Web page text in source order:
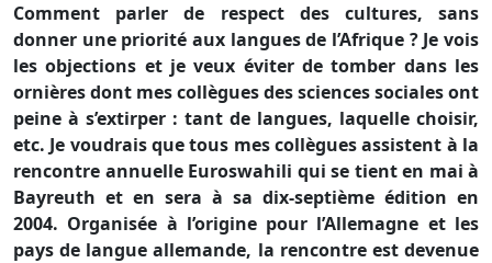
Comment parler de respect des cultures, sans
donner une priorité aux langues de l’Afrique ? Je vois
les objections et je veux éviter de tomber dans les
ornières dont mes collègues des sciences sociales ont
peine à s’extirper : tant de langues, laquelle choisir,
etc. Je voudrais que tous mes collègues assistent à la
rencontre annuelle Euroswahili qui se tient en mai à
Bayreuth et en sera à sa dix-septième édition en
2004. Organisée à l’origine pour l’Allemagne et les
pays de langue allemande, la rencontre est devenue